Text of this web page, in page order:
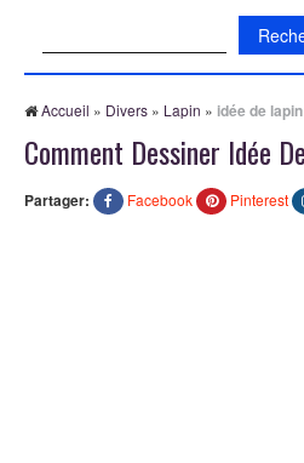
Accueil » Divers » Lapin » idée de
Comment Dessiner Idée
Partager: Facebook Pinterest